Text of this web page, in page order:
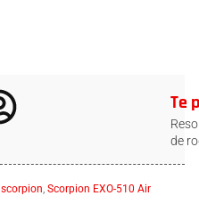
Te
de
scorpion, Scorpion EXO-510 Air